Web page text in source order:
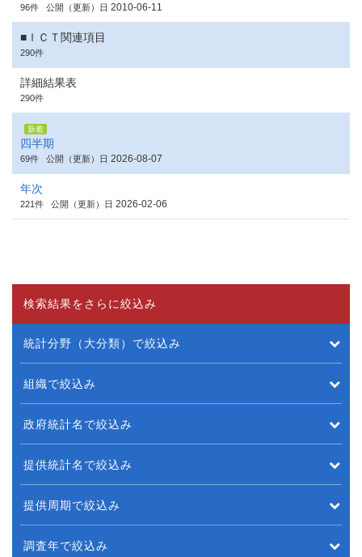
96件 公開（更新）日 2010-06-11
■ＩＣＴ関連項目
290件
詳細結果表
290件
新着
四半期
69件 公開（更新）日 2026-08-07
年次
221件 公開（更新）日 2026-02-06
検索結果をさらに絞込み
統計分野（大分類）で絞込み
組織で絞込み
政府統計名で絞込み
提供統計名で絞込み
提供周期で絞込み
調査年で絞込み